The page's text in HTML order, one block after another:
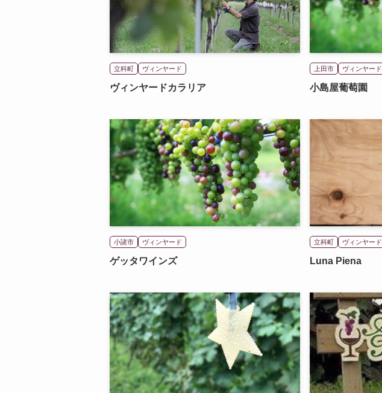
立科町 ヴィンヤード
ヴィンヤードカラリア
上田市 ヴィンヤード
小島屋葡萄園
小諸市 ヴィンヤード
ゲッタワインズ
立科町 ヴィンヤード
Luna Piena